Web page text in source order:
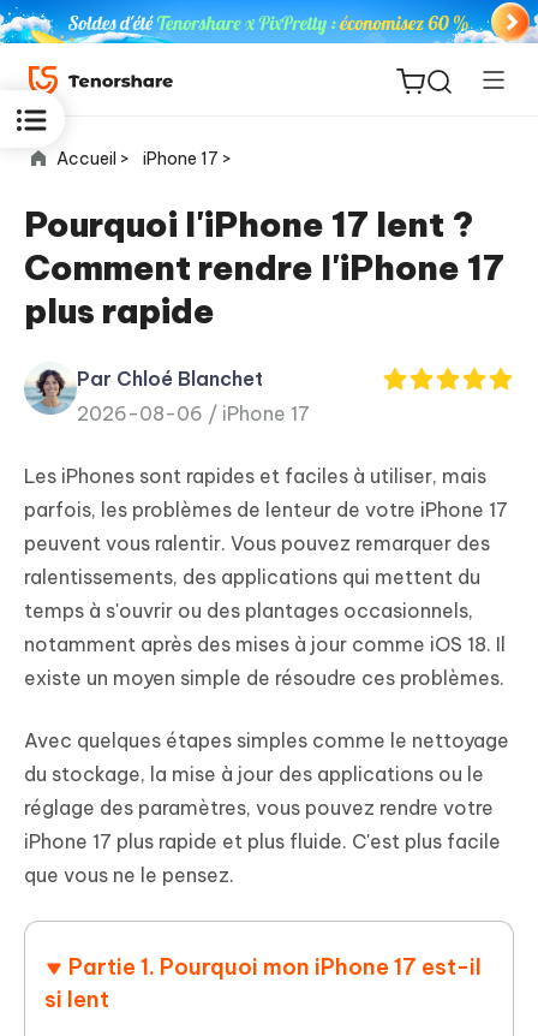
for iOS
PDNob
PDF
New
iAnyGo
Accueil > iPhone 17 >
Pourquoi l'iPhone 17 lent ?
Comment rendre l'iPhone 17
plus rapide
Par Chloé Blanchet
2026-08-06 / iPhone 17
Les iPhones sont rapides et faciles à utiliser, mais
parfois, les problèmes de lenteur de votre iPhone 17
peuvent vous ralentir. Vous pouvez remarquer des
ralentissements, des applications qui mettent du
temps à s'ouvrir ou des plantages occasionnels,
notamment après des mises à jour comme iOS 18. Il
existe un moyen simple de résoudre ces problèmes.
Avec quelques étapes simples comme le nettoyage
du stockage, la mise à jour des applications ou le
réglage des paramètres, vous pouvez rendre votre
iPhone 17 plus rapide et plus fluide. C'est plus facile
que vous ne le pensez.
Partie 1. Pourquoi mon iPhone 17 est-il
si lent